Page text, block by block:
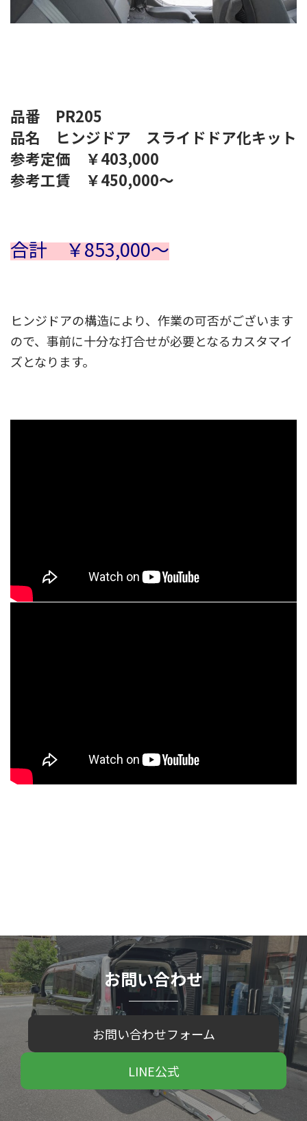
品番 PR205
品名 ヒンジドア スライドドア化キット
参考定価 ￥403,000
参考工賃 ￥450,000～
合計 ￥853,000～
ヒンジドアの構造により、作業の可否がございます
ので、事前に十分な打合せが必要となるカスタマイ
ズとなります。
お問い合わせ
お問い合わせフォーム
LINE公式